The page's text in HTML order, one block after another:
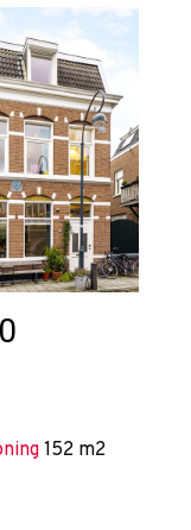
152 m2